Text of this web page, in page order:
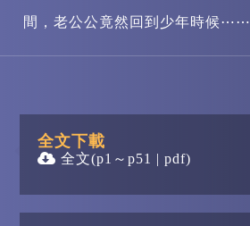
間，老公公竟然回到少年時候⋯⋯
全文下載
全文(p1～p51 | pdf)